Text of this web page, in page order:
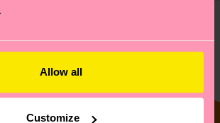
Allow all
Customize